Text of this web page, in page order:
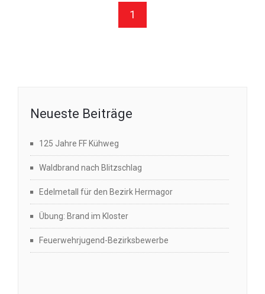
1
Neueste Beiträge
125 Jahre FF Kühweg
Waldbrand nach Blitzschlag
Edelmetall für den Bezirk Hermagor
Übung: Brand im Kloster
Feuerwehrjugend-Bezirksbewerbe